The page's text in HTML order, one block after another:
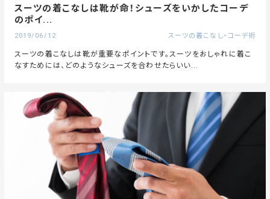
スーツの着こなしは靴が命！シューズをいかしたコーデ
のポイ...
2019/06/12 スーツの着こなし・コーデ術
スーツの着こなしは靴が重要なポイントです。スーツをおしゃれに着こ
なすためには、どのようなシューズを合わせたらいい...